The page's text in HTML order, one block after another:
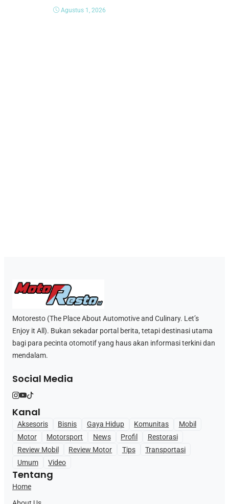
Agustus 1, 2026
Motoresto (The Place About Automotive and Culinary. Let’s
Enjoy it All). Bukan sekadar portal berita, tetapi destinasi utama
bagi para pecinta otomotif yang haus akan informasi terkini dan
mendalam.
Social Media
Kanal
Aksesoris Bisnis Gaya Hidup Komunitas
Mobil
Motor
Motorsport News Profil
Restorasi
Review Mobil
Review Motor Tips
Transportasi
Umum
Video
Tentang
Home